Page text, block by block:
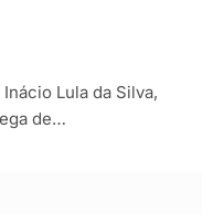
Lula da Silva,
de…